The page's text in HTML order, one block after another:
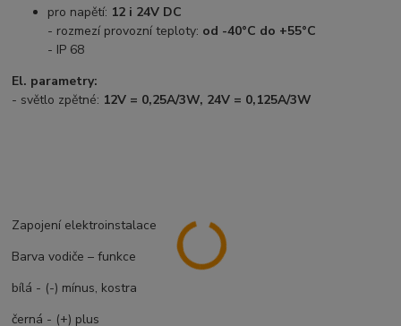
pro napětí: 12 i 24V DC
- rozmezí provozní teploty: od -40°C do +55°C
- IP 68
El. parametry:
- světlo zpětné: 12V = 0,25A/3W, 24V = 0,125A/3W
Zapojení elektroinstalace
Barva vodiče – funkce
bílá - (-) mínus, kostra
černá - (+) plus